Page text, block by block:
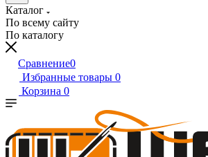
Каталог
По всему сайту
По каталогу
Сравнение0
Избранные товары 0
Корзина 0